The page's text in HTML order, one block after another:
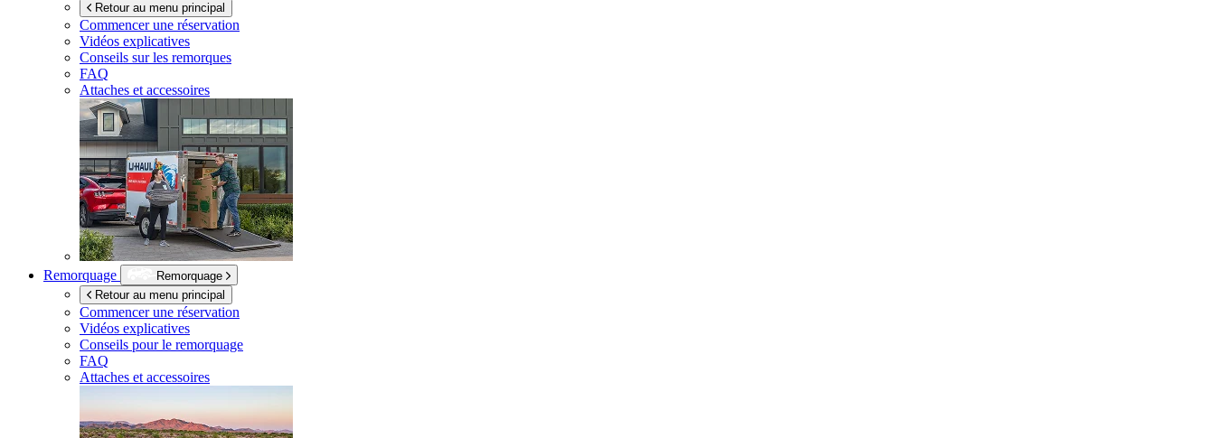
Retour au menu principal
Commencer une réservation
Vidéos explicatives
Conseils sur les remorques
FAQ
Attaches et accessoires
Remorquage
Remorquage
Retour au menu principal
Commencer une réservation
Vidéos explicatives
Conseils pour le remorquage
FAQ
Attaches et accessoires